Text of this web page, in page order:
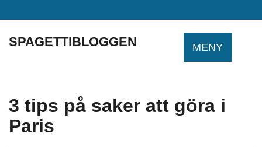
SPAGETTIBLOGGEN MENY
3 tips på saker att göra i
Paris